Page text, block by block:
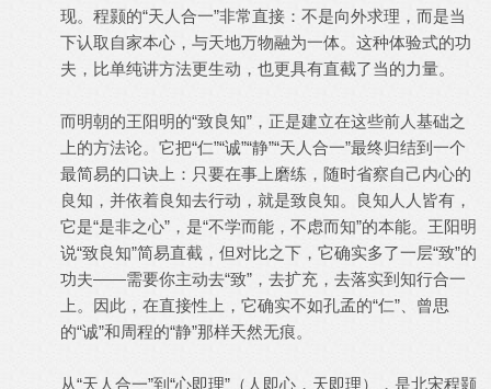
现。程颢的“天人合一”非常直接：不是向外求理，而是当
下认取自家本心，与天地万物融为一体。这种体验式的功
夫，比单纯讲方法更生动，也更具有直截了当的力量。
而明朝的王阳明的“致良知”，正是建立在这些前人基础之
上的方法论。它把“仁”“诚”“静”“天人合一”最终归结到一个
最简易的口诀上：只要在事上磨练，随时省察自己内心的
良知，并依着良知去行动，就是致良知。良知人人皆有，
它是“是非之心”，是“不学而能，不虑而知”的本能。王阳明
说“致良知”简易直截，但对比之下，它确实多了一层“致”的
功夫——需要你主动去“致”，去扩充，去落实到知行合一
上。因此，在直接性上，它确实不如孔孟的“仁”、曾思
的“诚”和周程的“静”那样天然无痕。
从“天人合一”到“心即理”（人即心，天即理），是北宋程颢